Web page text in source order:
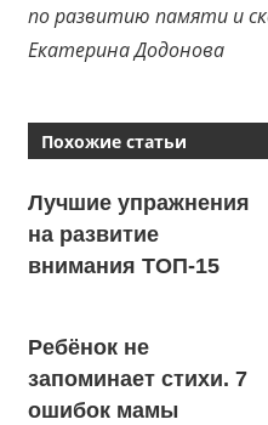
по развитию памяти и
Екатерина Додонова
Похожие статьи
Лучшие упражнения
на развитие
внимания ТОП-15
Ребёнок не
запоминает стихи. 7
ошибок мамы